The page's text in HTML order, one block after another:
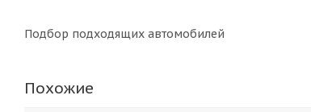
Подбор подходящих автомобилей
Похожие